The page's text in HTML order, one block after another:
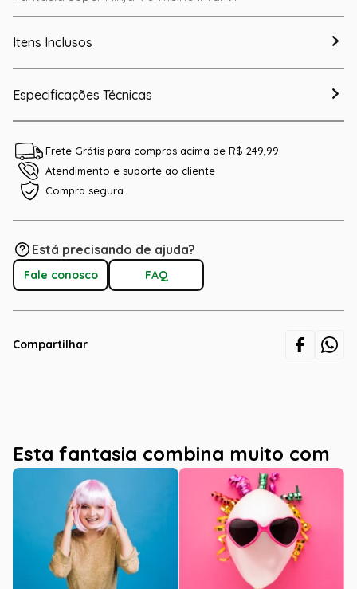
Itens Inclusos
Especificações Técnicas
Frete Grátis para compras acima de R$ 249,99
Atendimento e suporte ao cliente
Compra segura
Está precisando de ajuda?
Fale conosco FAQ
Compartilhar
Esta fantasia combina muito com